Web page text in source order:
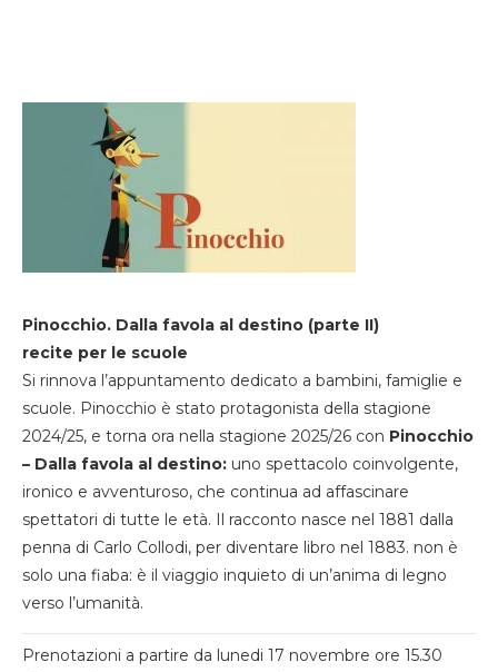
Pinocchio. Dalla favola al destino (parte II)
recite per le scuole
Si rinnova l’appuntamento dedicato a bambini, famiglie e
scuole. Pinocchio è stato protagonista della stagione
2024/25, e torna ora nella stagione 2025/26 con Pinocchio
– Dalla favola al destino: uno spettacolo coinvolgente,
ironico e avventuroso, che continua ad affascinare
spettatori di tutte le età. Il racconto nasce nel 1881 dalla
penna di Carlo Collodi, per diventare libro nel 1883. non è
solo una fiaba: è il viaggio inquieto di un’anima di legno
verso l’umanità.
Prenotazioni a partire da lunedi 17 novembre ore 15.30